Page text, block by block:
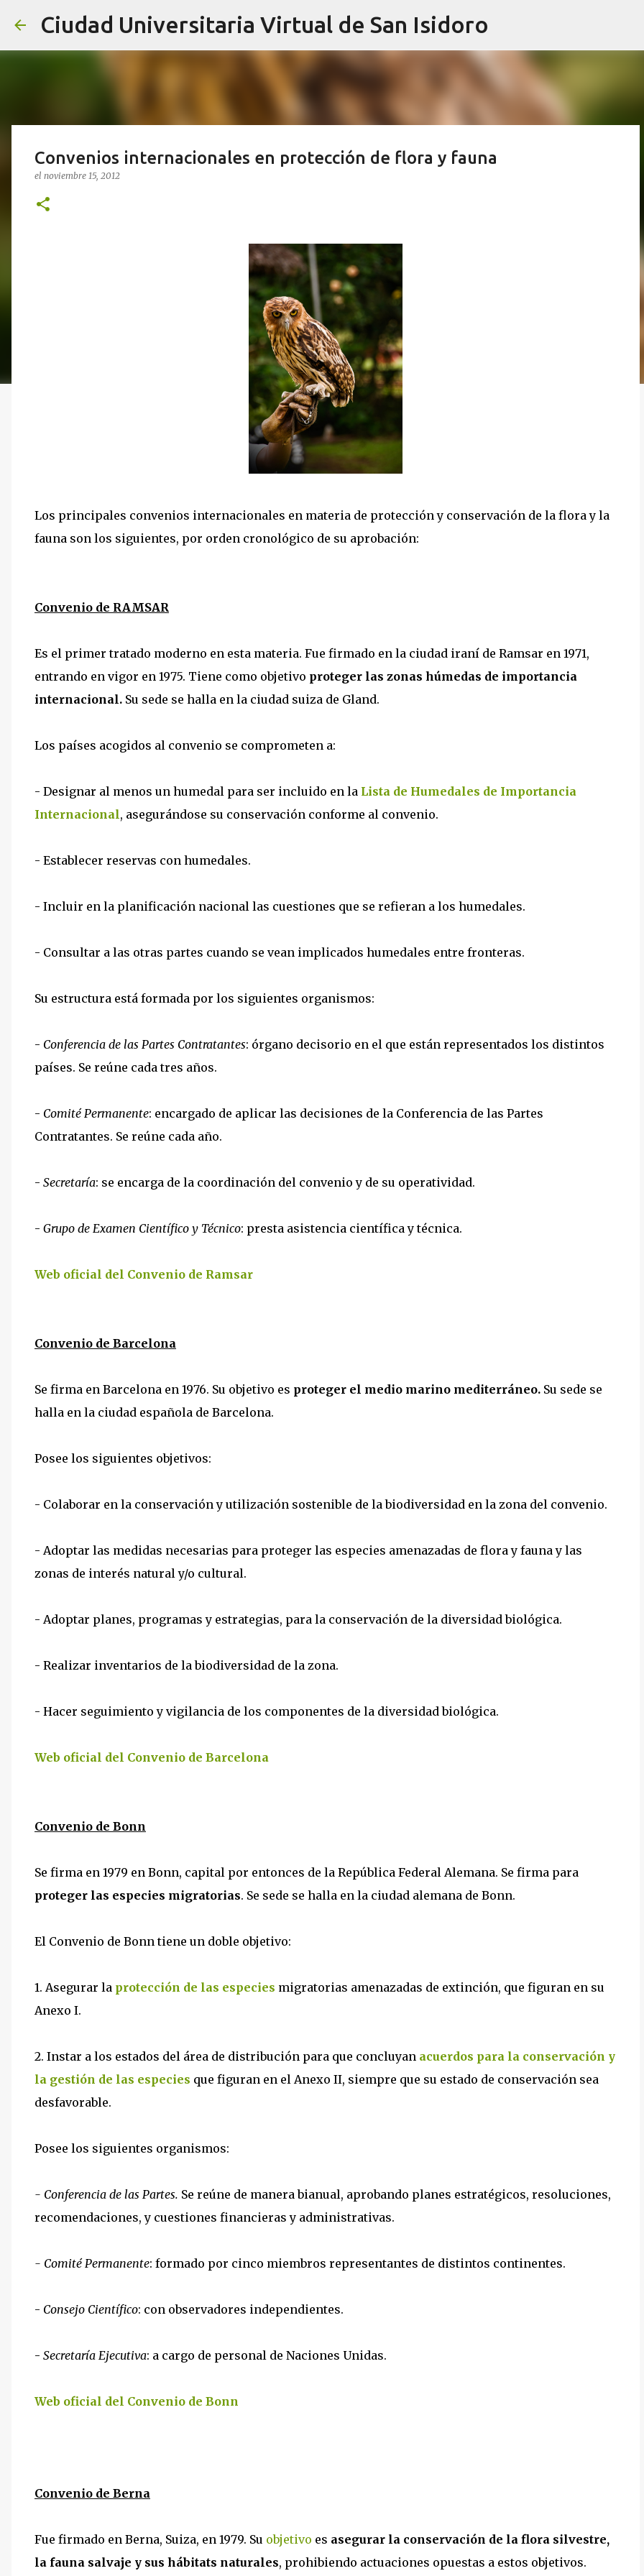
Ir al contenido principal
Ciudad Universitaria Virtual de San Isidoro
Convenios internacionales en protección de flora y fauna
el noviembre 15, 2012
Los principales convenios internacionales en materia de protección y conservación de la flora y la
fauna son los siguientes, por orden cronológico de su aprobación:
Convenio de RAMSAR
Es el primer tratado moderno en esta materia. Fue firmado en la ciudad iraní de Ramsar en 1971,
entrando en vigor en 1975. Tiene como objetivo proteger las zonas húmedas de importancia
internacional. Su sede se halla en la ciudad suiza de Gland.
Los países acogidos al convenio se comprometen a:
- Designar al menos un humedal para ser incluido en la Lista de Humedales de Importancia
Internacional, asegurándose su conservación conforme al convenio.
- Establecer reservas con humedales.
- Incluir en la planificación nacional las cuestiones que se refieran a los humedales.
- Consultar a las otras partes cuando se vean implicados humedales entre fronteras.
Su estructura está formada por los siguientes organismos:
- Conferencia de las Partes Contratantes: órgano decisorio en el que están representados los distintos
países. Se reúne cada tres años.
- Comité Permanente: encargado de aplicar las decisiones de la Conferencia de las Partes
Contratantes. Se reúne cada año.
- Secretaría: se encarga de la coordinación del convenio y de su operatividad.
- Grupo de Examen Científico y Técnico: presta asistencia científica y técnica.
Web oficial del Convenio de Ramsar
Convenio de Barcelona
Se firma en Barcelona en 1976. Su objetivo es proteger el medio marino mediterráneo. Su sede se
halla en la ciudad española de Barcelona.
Posee los siguientes objetivos:
- Colaborar en la conservación y utilización sostenible de la biodiversidad en la zona del convenio.
- Adoptar las medidas necesarias para proteger las especies amenazadas de flora y fauna y las
zonas de interés natural y/o cultural.
- Adoptar planes, programas y estrategias, para la conservación de la diversidad biológica.
- Realizar inventarios de la biodiversidad de la zona.
- Hacer seguimiento y vigilancia de los componentes de la diversidad biológica.
Web oficial del Convenio de Barcelona
Convenio de Bonn
Se firma en 1979 en Bonn, capital por entonces de la República Federal Alemana. Se firma para
proteger las especies migratorias. Se sede se halla en la ciudad alemana de Bonn.
El Convenio de Bonn tiene un doble objetivo:
1. Asegurar la protección de las especies migratorias amenazadas de extinción, que figuran en su
Anexo I.
2. Instar a los estados del área de distribución para que concluyan acuerdos para la conservación y
la gestión de las especies que figuran en el Anexo II, siempre que su estado de conservación sea
desfavorable.
Posee los siguientes organismos:
- Conferencia de las Partes. Se reúne de manera bianual, aprobando planes estratégicos, resoluciones,
recomendaciones, y cuestiones financieras y administrativas.
- Comité Permanente: formado por cinco miembros representantes de distintos continentes.
- Consejo Científico: con observadores independientes.
- Secretaría Ejecutiva: a cargo de personal de Naciones Unidas.
Web oficial del Convenio de Bonn
Convenio de Berna
Fue firmado en Berna, Suiza, en 1979. Su objetivo es asegurar la conservación de la flora silvestre,
la fauna salvaje y sus hábitats naturales, prohibiendo actuaciones opuestas a estos objetivos.